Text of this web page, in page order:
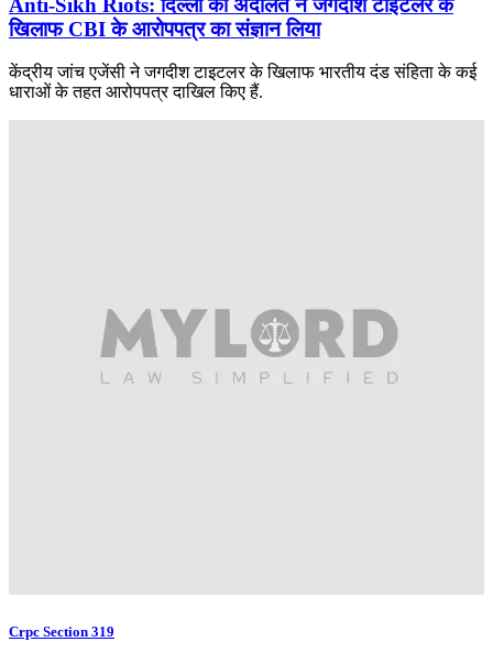
Anti-Sikh Riots: दिल्ली की अदालत ने जगदीश टाइटलर के
खिलाफ CBI के आरोपपत्र का संज्ञान लिया
केंद्रीय जांच एजेंसी ने जगदीश टाइटलर के खिलाफ भारतीय दंड संहिता के कई
धाराओं के तहत आरोपपत्र दाखिल किए हैं.
Crpc Section 319